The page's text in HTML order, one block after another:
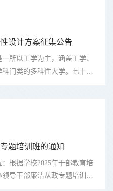
设计方案征集公告
所以工学为主，涵盖工学、
门类的多科性大学。七十载
题培训班的通知
根据学校2025年干部教育培
导干部廉洁从政专题培训